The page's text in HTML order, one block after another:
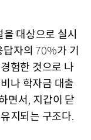
을 대상으로 실시
답자의 70%가 기
험한 것으로 나
나 학자금 대출
면서, 지갑이 닫
지되는 구조다.